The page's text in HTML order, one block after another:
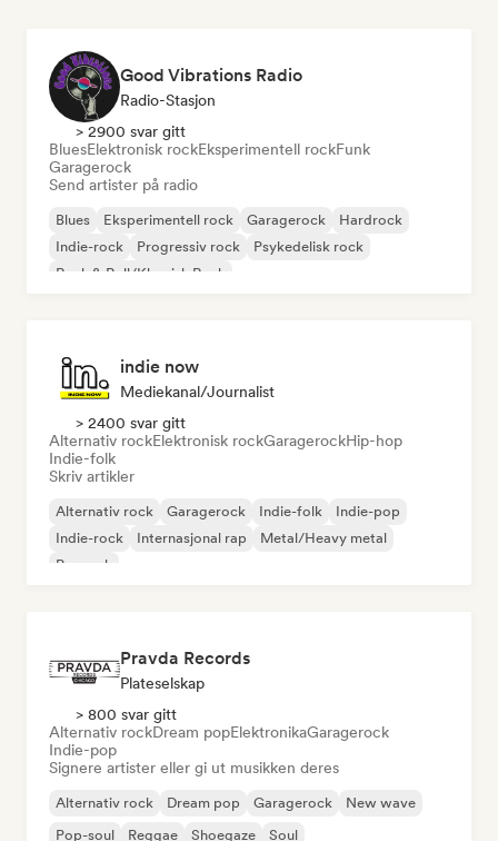
Good Vibrations Radio
Radio-Stasjon
> 2900 svar gitt
BluesElektronisk rockEksperimentell rockFunk
Garagerock
Send artister på radio
Blues Eksperimentell rock Garagerock
Hardrock
Indie-rock
Progressiv rock
Psykedelisk rock
Rock & Roll/Klassisk Rock
indie now
Mediekanal/journalist
> 2400 svar gitt
Alternativ rockElektronisk rockGaragerockHip-hop
Indie-folk
Skriv artikler
Alternativ rock Garagerock Indie-folk
Indie-pop
Indie-rock
Internasjonal rap
Metal/Heavy metal
Poprock
Pravda Records
Plateselskap
> 800 svar gitt
Alternativ rockDream popElektronikaGaragerock
Indie-pop
Signere artister eller gi ut musikken deres
Alternativ rock Dream pop Garagerock
New wave
Pop-soul
Reggae Shoegaze Soul